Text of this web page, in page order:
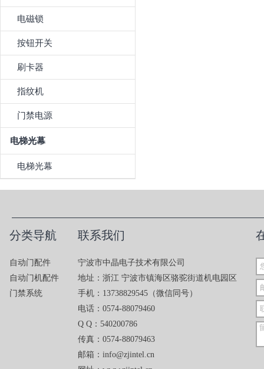
电磁锁
按钮开关
刷卡器
指纹机
门禁电源
电梯光幕
电梯光幕
分类导航
自动门配件
自动门机配件
门禁系统
联系我们
宁波市中晶电子技术有限公司
地址：浙江 宁波市镇海区骆驼街道机电园区
手机：13738829545（微信同号）
电话：0574-88079460
Q Q：540200786
传真：0574-88079463
邮箱：info@zjintel.cn